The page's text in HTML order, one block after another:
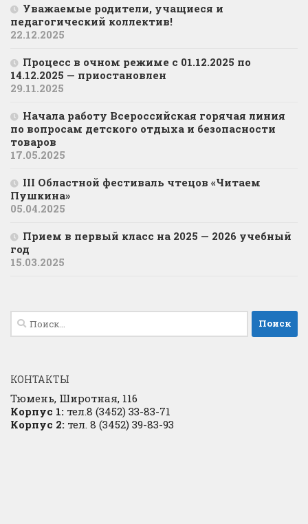
Уважаемые родители, учащиеся и
педагогический коллектив!
22.12.2025
Процесс в очном режиме с 01.12.2025 по
14.12.2025 — приостановлен
29.11.2025
Начала работу Всероссийская горячая линия
по вопросам детского отдыха и безопасности
товаров
17.05.2025
III Областной фестиваль чтецов «Читаем
Пушкина»
05.04.2025
Прием в первый класс на 2025 — 2026 учебный
год
15.03.2025
Найти:
КОНТАКТЫ
Тюмень, Широтная, 116
Корпус 1: тел.8 (3452) 33-83-71
Корпус 2: тел. 8 (3452) 39-83-93